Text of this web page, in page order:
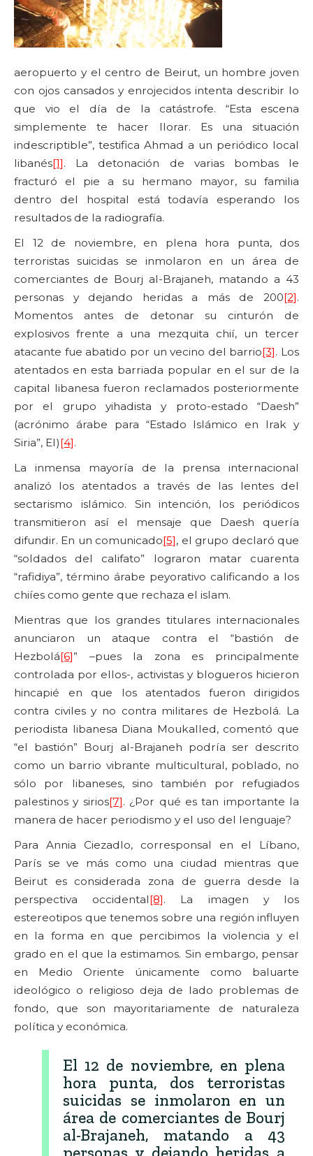
aeropuerto y el centro de Beirut, un hombre joven
con ojos cansados y enrojecidos intenta describir lo
que vio el día de la catástrofe. “Esta escena
simplemente te hacer llorar. Es una situación
indescriptible”, testifica Ahmad a un periódico local
libanés[1]. La detonación de varias bombas le
fracturó el pie a su hermano mayor, su familia
dentro del hospital está todavía esperando los
resultados de la radiografía.
El 12 de noviembre, en plena hora punta, dos
terroristas suicidas se inmolaron en un área de
comerciantes de Bourj al-Brajaneh, matando a 43
personas y dejando heridas a más de 200[2].
Momentos antes de detonar su cinturón de
explosivos frente a una mezquita chií, un tercer
atacante fue abatido por un vecino del barrio[3]. Los
atentados en esta barriada popular en el sur de la
capital libanesa fueron reclamados posteriormente
por el grupo yihadista y proto-estado “Daesh”
(acrónimo árabe para “Estado Islámico en Irak y
Siria”, EI)[4].
La inmensa mayoría de la prensa internacional
analizó los atentados a través de las lentes del
sectarismo islámico. Sin intención, los periódicos
transmitieron así el mensaje que Daesh quería
difundir. En un comunicado[5], el grupo declaró que
“soldados del califato” lograron matar cuarenta
“rafidiya”, término árabe peyorativo calificando a los
chiíes como gente que rechaza el islam.
Mientras que los grandes titulares internacionales
anunciaron un ataque contra el “bastión de
Hezbolá[6]” –pues la zona es principalmente
controlada por ellos-, activistas y blogueros hicieron
hincapié en que los atentados fueron dirigidos
contra civiles y no contra militares de Hezbolá. La
periodista libanesa Diana Moukalled, comentó que
“el bastión” Bourj al-Brajaneh podría ser descrito
como un barrio vibrante multicultural, poblado, no
sólo por libaneses, sino también por refugiados
palestinos y sirios[7]. ¿Por qué es tan importante la
manera de hacer periodismo y el uso del lenguaje?
Para Annia Ciezadlo, corresponsal en el Líbano,
París se ve más como una ciudad mientras que
Beirut es considerada zona de guerra desde la
perspectiva occidental[8]. La imagen y los
estereotipos que tenemos sobre una región influyen
en la forma en que percibimos la violencia y el
grado en el que la estimamos. Sin embargo, pensar
en Medio Oriente únicamente como baluarte
ideológico o religioso deja de lado problemas de
fondo, que son mayoritariamente de naturaleza
política y económica.
El 12 de noviembre, en plena
hora punta, dos terroristas
suicidas se inmolaron en un
área de comerciantes de Bourj
al-Brajaneh, matando a 43